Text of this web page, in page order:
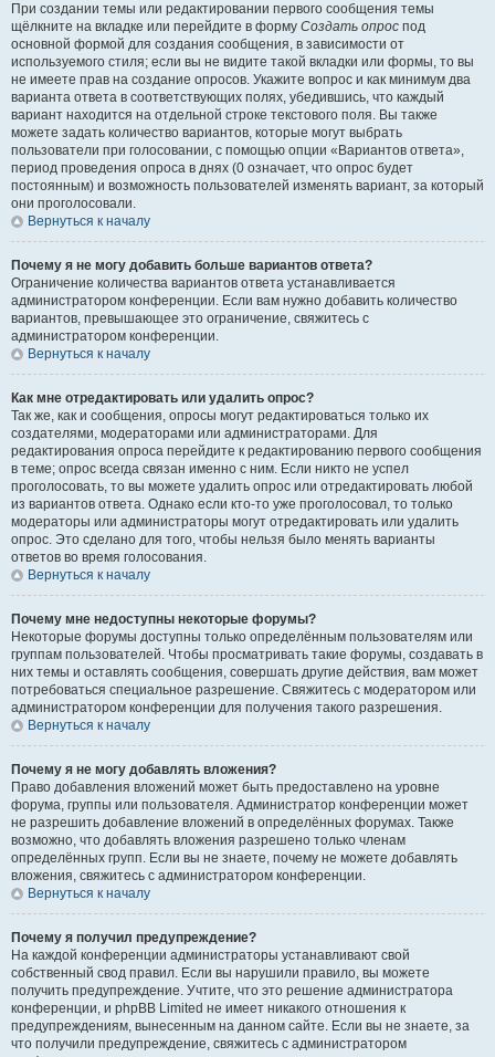
При создании темы или редактировании первого сообщения темы
щёлкните на вкладке или перейдите в форму Создать опрос под
основной формой для создания сообщения, в зависимости от
используемого стиля; если вы не видите такой вкладки или формы, то вы
не имеете прав на создание опросов. Укажите вопрос и как минимум два
варианта ответа в соответствующих полях, убедившись, что каждый
вариант находится на отдельной строке текстового поля. Вы также
можете задать количество вариантов, которые могут выбрать
пользователи при голосовании, с помощью опции «Вариантов ответа»,
период проведения опроса в днях (0 означает, что опрос будет
постоянным) и возможность пользователей изменять вариант, за который
они проголосовали.
Вернуться к началу
Почему я не могу добавить больше вариантов ответа?
Ограничение количества вариантов ответа устанавливается
администратором конференции. Если вам нужно добавить количество
вариантов, превышающее это ограничение, свяжитесь с
администратором конференции.
Вернуться к началу
Как мне отредактировать или удалить опрос?
Так же, как и сообщения, опросы могут редактироваться только их
создателями, модераторами или администраторами. Для
редактирования опроса перейдите к редактированию первого сообщения
в теме; опрос всегда связан именно с ним. Если никто не успел
проголосовать, то вы можете удалить опрос или отредактировать любой
из вариантов ответа. Однако если кто-то уже проголосовал, то только
модераторы или администраторы могут отредактировать или удалить
опрос. Это сделано для того, чтобы нельзя было менять варианты
ответов во время голосования.
Вернуться к началу
Почему мне недоступны некоторые форумы?
Некоторые форумы доступны только определённым пользователям или
группам пользователей. Чтобы просматривать такие форумы, создавать в
них темы и оставлять сообщения, совершать другие действия, вам может
потребоваться специальное разрешение. Свяжитесь с модератором или
администратором конференции для получения такого разрешения.
Вернуться к началу
Почему я не могу добавлять вложения?
Право добавления вложений может быть предоставлено на уровне
форума, группы или пользователя. Администратор конференции может
не разрешить добавление вложений в определённых форумах. Также
возможно, что добавлять вложения разрешено только членам
определённых групп. Если вы не знаете, почему не можете добавлять
вложения, свяжитесь с администратором конференции.
Вернуться к началу
Почему я получил предупреждение?
На каждой конференции администраторы устанавливают свой
собственный свод правил. Если вы нарушили правило, вы можете
получить предупреждение. Учтите, что это решение администратора
конференции, и phpBB Limited не имеет никакого отношения к
предупреждениям, вынесенным на данном сайте. Если вы не знаете, за
что получили предупреждение, свяжитесь с администратором